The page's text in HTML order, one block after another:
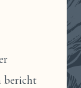
bericht